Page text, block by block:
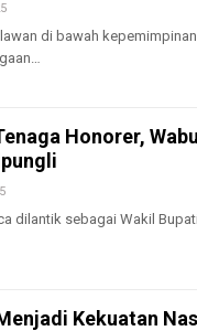
di bawah
Honorer,
dilantik sebagai Wakil
Kekuatan